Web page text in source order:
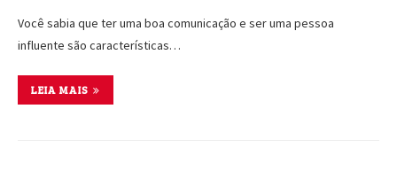
Você sabia que ter uma boa comunicação e ser uma pessoa
influente são características…
LEIA MAIS